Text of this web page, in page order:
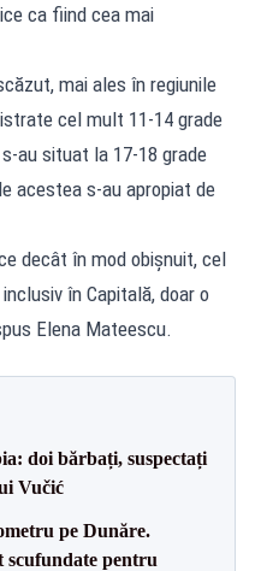
ca fiind cea mai
mai ales în regiunile
cel mult 11-14 grade
au situat la 17-18 grade
acestea s-au apropiat de
decât în mod obişnuit, cel
în Capitală, doar o
Elena Mateescu.
doi bărbați, suspectați
Vučić
pe Dunăre.
scufundate pentru